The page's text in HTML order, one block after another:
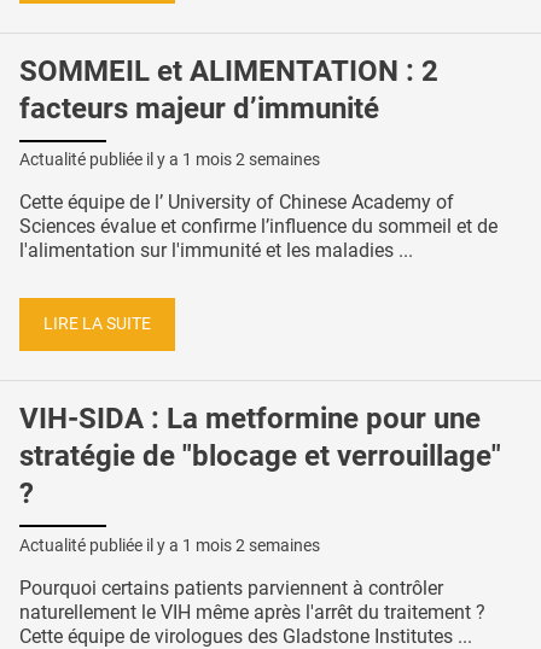
SOMMEIL et ALIMENTATION : 2
facteurs majeur d’immunité
Actualité publiée il y a 1 mois 2 semaines
Cette équipe de l’ University of Chinese Academy of
Sciences évalue et confirme l’influence du sommeil et de
l'alimentation sur l'immunité et les maladies ...
LIRE LA SUITE
VIH-SIDA : La metformine pour une
stratégie de "blocage et verrouillage"
?
Actualité publiée il y a 1 mois 2 semaines
Pourquoi certains patients parviennent à contrôler
naturellement le VIH même après l'arrêt du traitement ?
Cette équipe de virologues des Gladstone Institutes ...